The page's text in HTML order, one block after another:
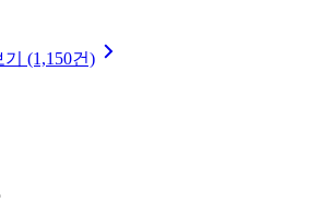
(1,150건)